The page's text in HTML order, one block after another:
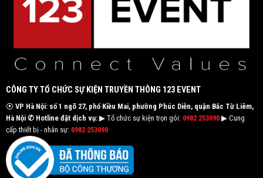
CÔNG TY TỔ CHỨC SỰ KIỆN TRUYỀN THÔNG 123 EVENT
⦿ VP Hà Nội: số 1 ngõ 27, phố Kiều Mai, phường Phúc Diễn, quận Bắc Từ Liêm,
Hà Nội ✆ Hotline đặt dịch vụ:▶ Tổ chức sự kiện trọn gói: 0982 253090▶ Cung
cấp thiết bị - nhân sự: 0982 253090